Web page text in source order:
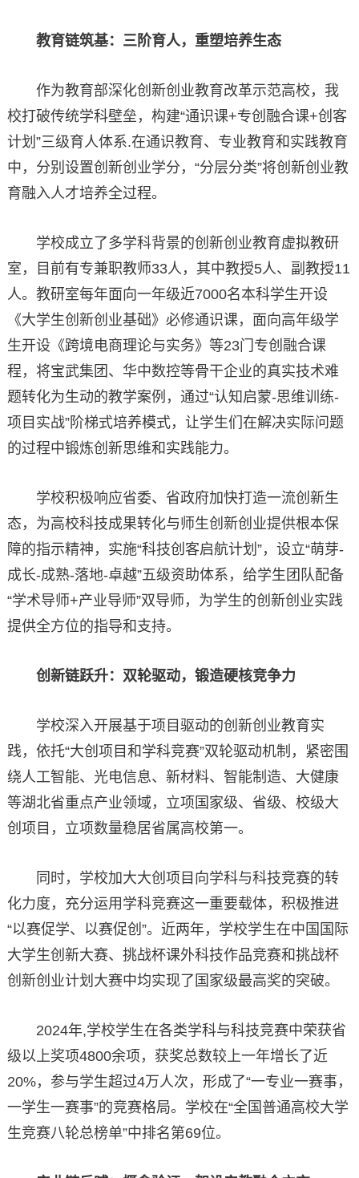
教育链筑基：三阶育人，重塑培养生态
作为教育部深化创新创业教育改革示范高校，我
校打破传统学科壁垒，构建“通识课+专创融合课+创客
计划”三级育人体系.在通识教育、专业教育和实践教育
中，分别设置创新创业学分，“分层分类”将创新创业教
育融入人才培养全过程。
学校成立了多学科背景的创新创业教育虚拟教研
室，目前有专兼职教师33人，其中教授5人、副教授11
人。教研室每年面向一年级近7000名本科学生开设
《大学生创新创业基础》必修通识课，面向高年级学
生开设《跨境电商理论与实务》等23门专创融合课
程，将宝武集团、华中数控等骨干企业的真实技术难
题转化为生动的教学案例，通过“认知启蒙-思维训练-
项目实战”阶梯式培养模式，让学生们在解决实际问题
的过程中锻炼创新思维和实践能力。
学校积极响应省委、省政府加快打造一流创新生
态，为高校科技成果转化与师生创新创业提供根本保
障的指示精神，实施“科技创客启航计划”，设立“萌芽-
成长-成熟-落地-卓越”五级资助体系，给学生团队配备
“学术导师+产业导师”双导师，为学生的创新创业实践
提供全方位的指导和支持。
创新链跃升：双轮驱动，锻造硬核竞争力
学校深入开展基于项目驱动的创新创业教育实
践，依托“大创项目和学科竞赛”双轮驱动机制，紧密围
绕人工智能、光电信息、新材料、智能制造、大健康
等湖北省重点产业领域，立项国家级、省级、校级大
创项目，立项数量稳居省属高校第一。
同时，学校加大大创项目向学科与科技竞赛的转
化力度，充分运用学科竞赛这一重要载体，积极推进
“以赛促学、以赛促创”。近两年，学校学生在中国国际
大学生创新大赛、挑战杯课外科技作品竞赛和挑战杯
创新创业计划大赛中均实现了国家级最高奖的突破。
2024年,学校学生在各类学科与科技竞赛中荣获省
级以上奖项4800余项，获奖总数较上一年增长了近
20%，参与学生超过4万人次，形成了“一专业一赛事，
一学生一赛事”的竞赛格局。学校在“全国普通高校大学
生竞赛八轮总榜单”中排名第69位。